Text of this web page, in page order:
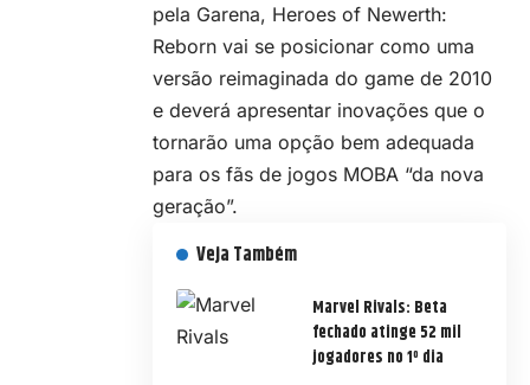
pela Garena, Heroes of Newerth:
Reborn vai se posicionar como uma
versão reimaginada do game de 2010
e deverá apresentar inovações que o
tornarão uma opção bem adequada
para os fãs de jogos MOBA “da nova
geração”.
Veja Também
Marvel Rivals: Beta
fechado atinge 52 mil
jogadores no 1º dia